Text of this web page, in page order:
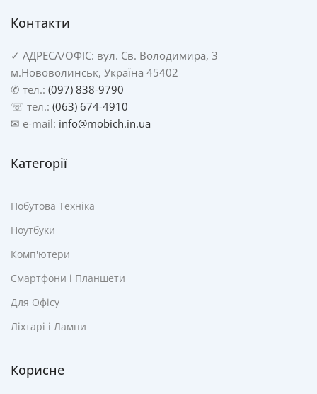
Контакти
✓ АДРЕСА/ОФІС: вул. Св. Володимира, 3
м.Нововолинськ, Україна 45402
✆ тел.: (097) 838-9790
☏ тел.: (063) 674-4910
✉ e-mail: info@mobich.in.ua
Категорії
Побутова Техніка
Ноутбуки
Комп'ютери
Смартфони і Планшети
Для Офісу
Ліхтарі і Лампи
Корисне